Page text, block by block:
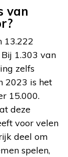
van
13.222
1.303 van
zelfs
2023 is het
15.000.
deze
voor velen
deel om
spelen,